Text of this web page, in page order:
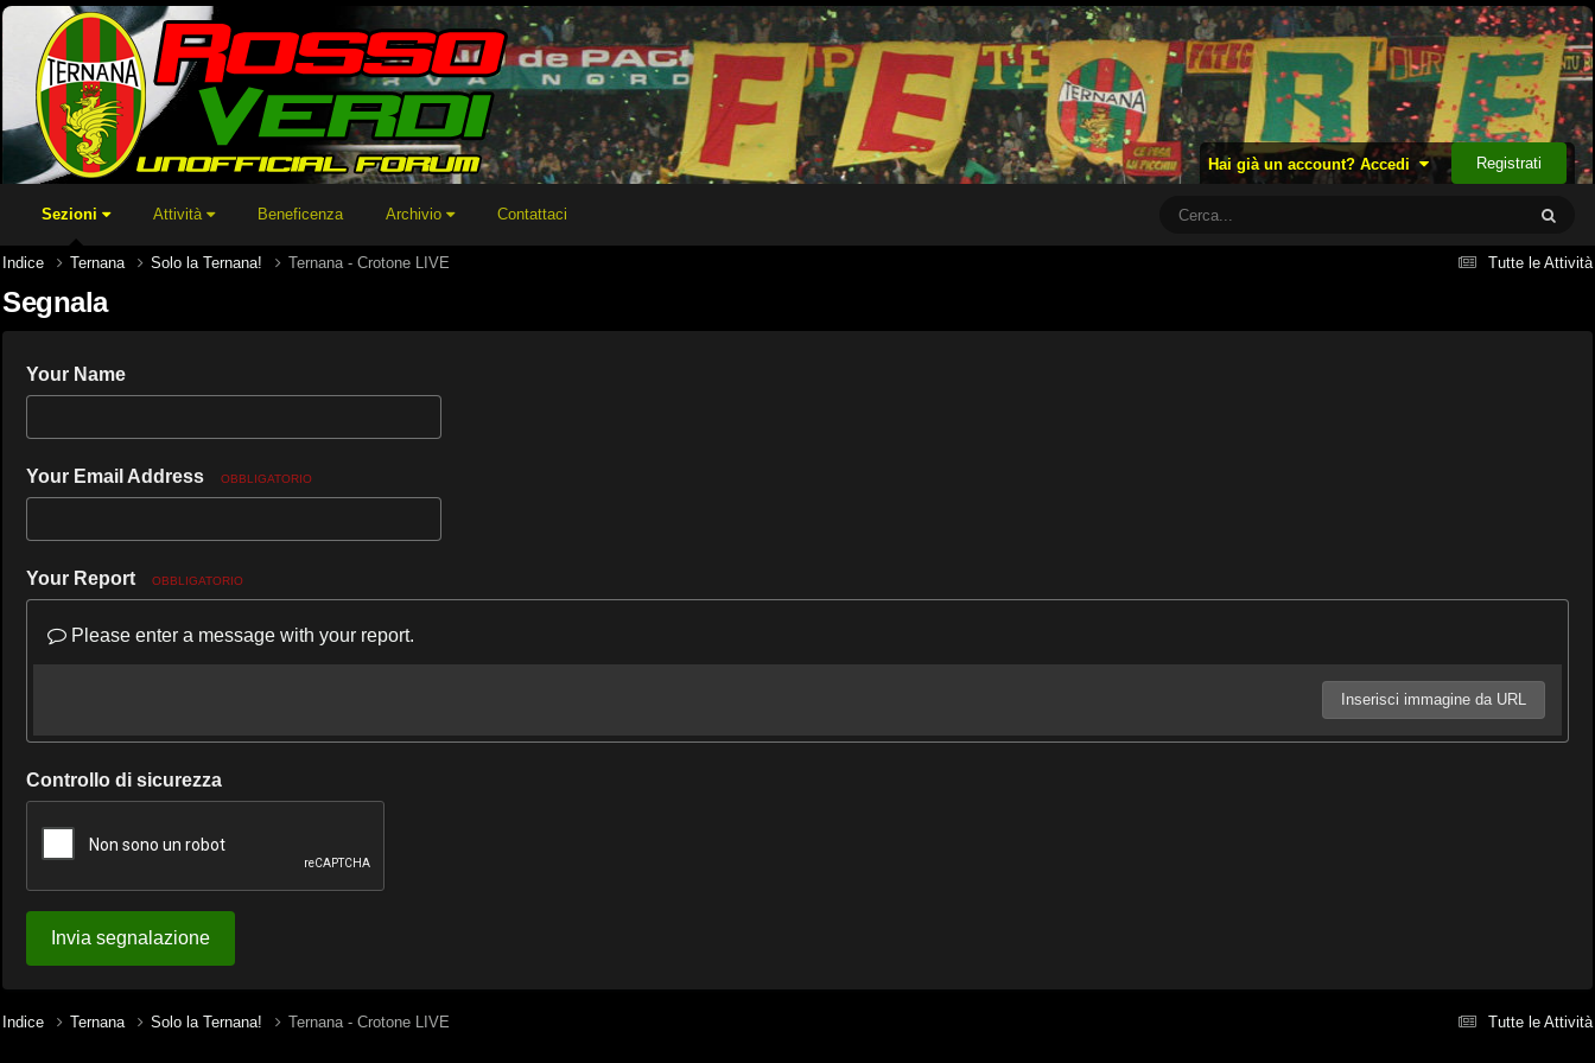
Hai già un account? Accedi Registrati
Sezioni Attività Beneficenza Archivio Contattaci
Tutte le Attività
Indice Ternana Solo la Ternana! Ternana - Crotone LIVE
Segnala
Your Name
Your Email Address OBBLIGATORIO
Your Report OBBLIGATORIO
Please enter a message with your report.
Inserisci immagine da URL
Controllo di sicurezza
Invia segnalazione
Tutte le Attività
Indice Ternana Solo la Ternana! Ternana - Crotone LIVE